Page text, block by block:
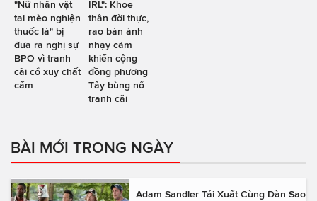
"Nữ nhân vật
tai mèo nghiện
thuốc lá" bị
đưa ra nghị sự
BPO vì tranh
cãi cổ xuy chất
cấm
IRL": Khoe
thân đời thực,
rao bán ảnh
nhạy cảm
khiến cộng
đồng phương
Tây bùng nổ
tranh cãi
BÀI MỚI TRONG NGÀY
Adam Sandler Tái Xuất Cùng Dàn Sao